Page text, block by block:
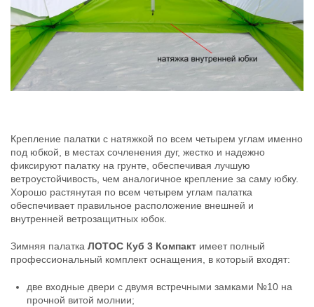
Крепление палатки с натяжкой по всем четырем углам именно
под юбкой, в местах сочленения дуг, жестко и надежно
фиксируют палатку на грунте, обеспечивая лучшую
ветроустойчивость, чем аналогичное крепление за саму юбку.
Хорошо растянутая по всем четырем углам палатка
обеспечивает правильное расположение внешней и
внутренней ветрозащитных юбок.
Зимняя палатка ЛОТОС Куб 3 Компакт имеет полный
профессиональный комплект оснащения, в который входят:
две входные двери с двумя встречными замками №10 на
прочной витой молнии;